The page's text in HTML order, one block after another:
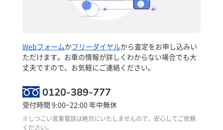
Webフォームかフリーダイヤルから査定をお申し込みい
ただけます。お車の情報が詳しくわからない場合でも大
丈夫ですので、お気軽にご連絡ください。
0120-389-777
受付時間 9:00~22:00 年中無休
※しつこい営業電話は絶対にいたしませんので、安心してご依頼
ください。